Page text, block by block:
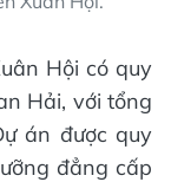
Hội có quy
Hải, với tổng
án được quy
đẳng cấp